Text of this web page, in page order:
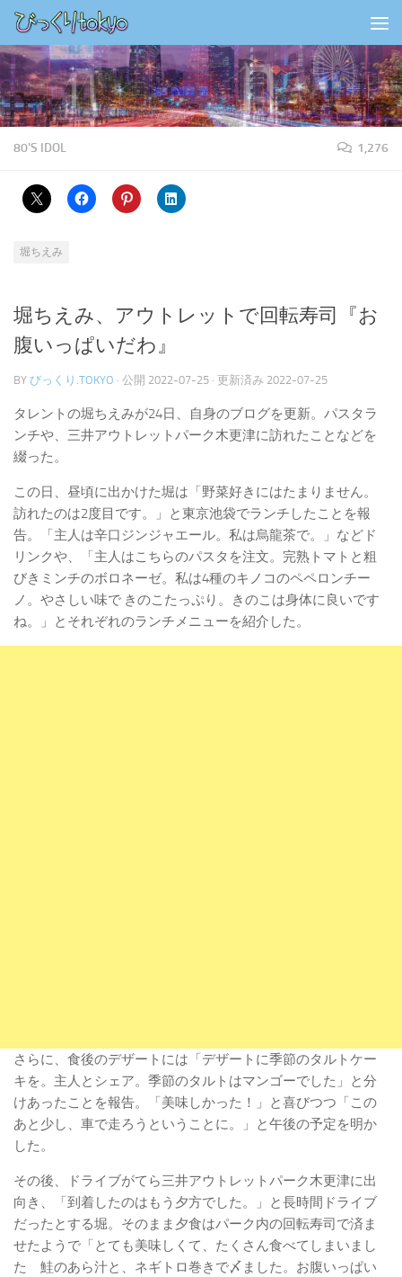
コンテンツの下
80'S IDOL 1,276
堀ちえみ
堀ちえみ、アウトレットで回転寿司『お
腹いっぱいだわ』
BY びっくり.TOKYO · 公開 2022-07-25 · 更新済み 2022-07-25
タレントの堀ちえみが24日、自身のブログを更新。パスタラ
ンチや、三井アウトレットパーク木更津に訪れたことなどを
綴った。
この日、昼頃に出かけた堀は「野菜好きにはたまりません。
訪れたのは2度目です。」と東京池袋でランチしたことを報
告。「主人は辛口ジンジャエール。私は烏龍茶で。」などド
リンクや、「主人はこちらのパスタを注文。完熟トマトと粗
びきミンチのボロネーゼ。私は4種のキノコのペペロンチー
ノ。やさしい味で きのこたっぷり。きのこは身体に良いです
ね。」とそれぞれのランチメニューを紹介した。
さらに、食後のデザートには「デザートに季節のタルトケー
キを。主人とシェア。季節のタルトはマンゴーでした」と分
けあったことを報告。「美味しかった！」と喜びつつ「この
あと少し、車で走ろうということに。」と午後の予定を明か
した。
その後、ドライブがてら三井アウトレットパーク木更津に出
向き、「到着したのはもう夕方でした。」と長時間ドライブ
だったとする堀。そのまま夕食はパーク内の回転寿司で済ま
せたようで「とても美味しくて、たくさん食べてしまいまし
た 鮭のあら汁と、ネギトロ巻きで〆ました。お腹いっぱい